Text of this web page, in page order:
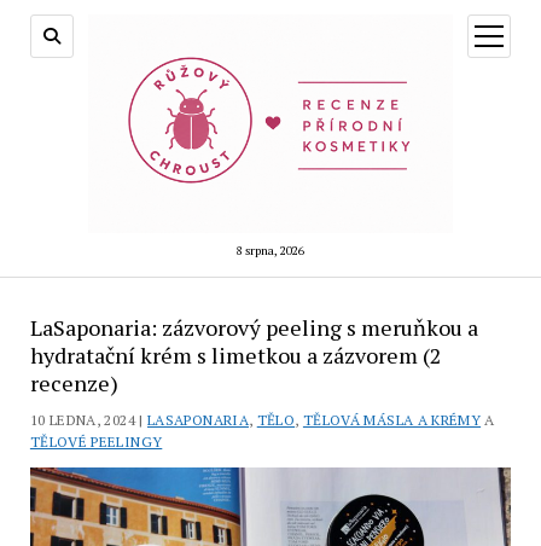
8 srpna, 2026
otevřít
menu
LaSaponaria: zázvorový peeling s meruňkou a
hydratační krém s limetkou a zázvorem (2
recenze)
10 LEDNA, 2024 |LASAPONARIA, TĚLO, TĚLOVÁ MÁSLA A KRÉMY A
TĚLOVÉ PEELINGY